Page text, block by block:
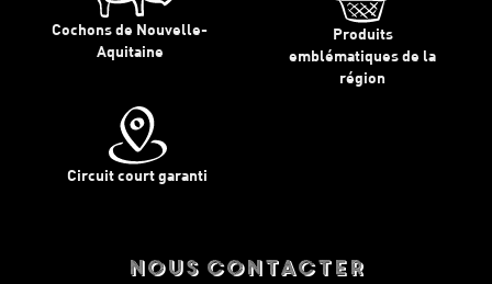
Cochons de Nouvelle-
Aquitaine
Produits
emblématiques de la
région
Circuit court garanti
nous contacter